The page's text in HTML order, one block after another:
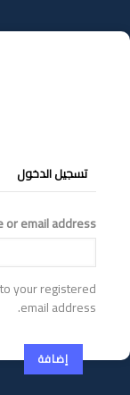
إلى
المحتوى
التبويبات
الأساسية
تسجيل الدخول
or email address
your registered
email address.